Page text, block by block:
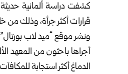
كشفت دراسة ألمانية حديثة
قرارات أكثر جرأة، وذلك من
ونشر موقع “ميد لاب بورتال”
أجراها باحثون من ‏المعهد
الدماغ أكثر استجابة